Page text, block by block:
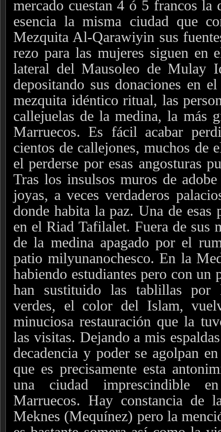
mercado cuestan 4 ó 5 francos la
esencia la misma ciudad que
Mezquita Al-Qarawiyin sus
rezo para las mujeres siguen en
lateral del Mausoleo de Mulay
depositando sus donaciones en
mezquita idéntico ritual, las
callejuelas de la medina, la más
Marruecos. Es fácil acabar
cientos de callejones, muchos de
el perderse por esas angosturas
Tras los insulsos muros de adobe
joyas, a veces verdaderos
donde habita la paz. Una de esas
en el Riad Tafilalet. Fuera de sus
de la medina apagado por el
patio milyunanochesco. En la
habiendo estudiantes pero con un
han sustituido las tablillas por
verdes, el color del Islam,
minuciosa restauración que la
las visitas. Dejando a mis
decadencia y poder se agolpan
que es precisamente esta
una ciudad imprescindible
Marruecos. Hay constancia
Meknes (Mequínez) pero la